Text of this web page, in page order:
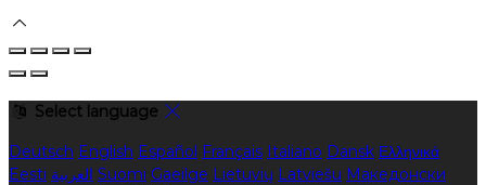
Select language
Deutsch English Español Français Italiano Dansk Ελληνικά
Eesti العربية Suomi Gaeilge Lietuvių Latviešu Македонски